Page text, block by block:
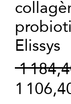
Elissys
1
1